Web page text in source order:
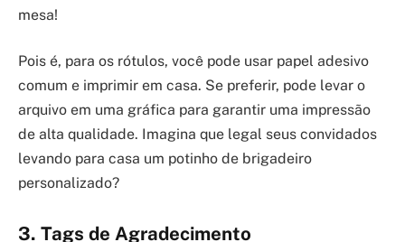
mesa!
Pois é, para os rótulos, você pode usar papel adesivo
comum e imprimir em casa. Se preferir, pode levar o
arquivo em uma gráfica para garantir uma impressão
de alta qualidade. Imagina que legal seus convidados
levando para casa um potinho de brigadeiro
personalizado?
3. Tags de Agradecimento